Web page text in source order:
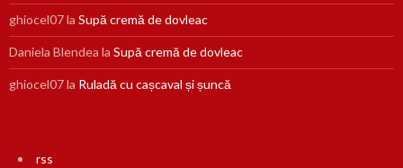
ghiocel07la Supă cremă de dovleac
Daniela Blendea la Supă cremă de dovleac
ghiocel07la Ruladă cu cașcaval și șuncă
rss